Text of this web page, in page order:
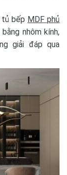
tủ bếp MDF phủ
nhôm kính,
giải đáp qua